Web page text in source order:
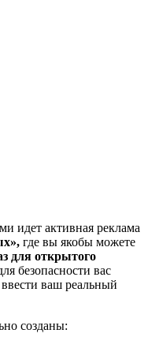
идет активная реклама
где вы якобы можете
для открытого
безопасности вас
ваш реальный
созданы: